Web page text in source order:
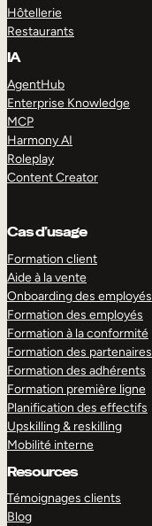
Hôtellerie
Restaurants
IA
AgentHub
Enterprise Knowledge
MCP
Harmony AI
Roleplay
Content Creator
Cas d’usage
Formation client
Aide à la vente
Onboarding des employés
Formation des employés
Formation à la conformité
Formation des partenaires
Formation des adhérents
Formation première ligne
Planification des effectifs
Upskilling & reskilling
Mobilité interne
Resources
Témoignages clients
Blog